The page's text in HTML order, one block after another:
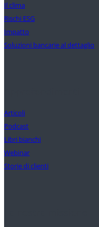
Il clima
Rischi ESG
Impatto
Soluzioni bancarie al dettaglio
Articoli
Podcast
Libri bianchi
Webinar
Storie di clienti